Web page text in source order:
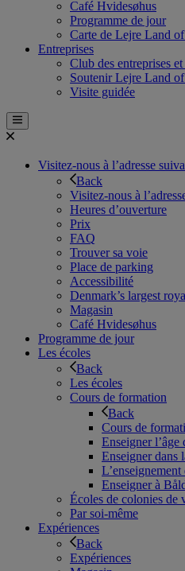
Café Hvidesøhus
Programme de jour
Carte de Lejre Land
Entreprises
Club des entreprises
Soutenir Lejre Land
Visite guidée
Visitez-nous à l’adresse
Back
Visitez-nous à
Heures d’ouverture
Prix
FAQ
Trouver sa voie
Place de parking
Accessibilité
Denmark’s largest
Magasin
Café Hvidesøhus
Programme de jour
Les écoles
Back
Les écoles
Cours de formation
Back
Cours de
Enseigner l’âge
Enseigner dans
Enseigner à
Écoles de colonies de
Par soi-même
Expériences
Back
Expériences